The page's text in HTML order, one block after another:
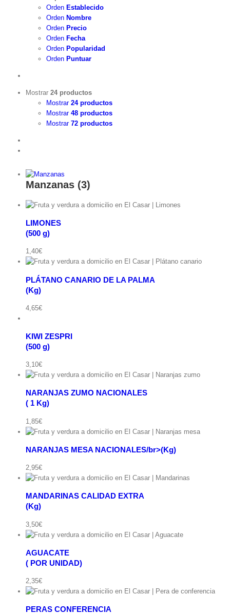
Orden Establecido
Orden Nombre
Orden Precio
Orden Fecha
Orden Popularidad
Orden Puntuar
Mostrar 24 productos
Mostrar 24 productos
Mostrar 48 productos
Mostrar 72 productos
Manzanas (3)
LIMONES
(500 g)
1,40€
PLÁTANO CANARIO DE LA PALMA
(Kg)
4,65€
carrito
KIWI
ZESPRI(500
g)
cantidad
al
Detalles
rápida
KIWI ZESPRI
(500 g)
3,10€
NARANJAS ZUMO NACIONALES
( 1 Kg)
1,85€
NARANJAS MESA NACIONALES/br>(Kg)
2,95€
MANDARINAS CALIDAD EXTRA
(Kg)
3,50€
AGUACATE
( POR UNIDAD)
2,35€
PERAS CONFERENCIA
carrito